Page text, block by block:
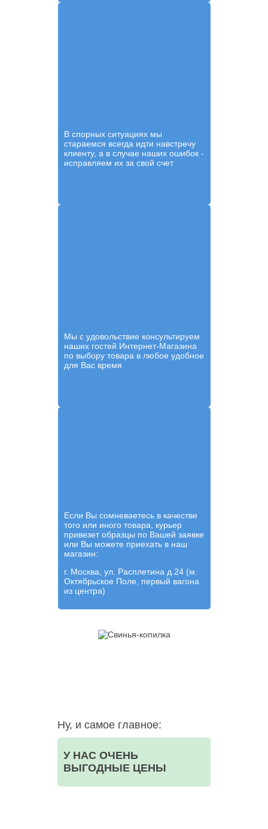
В спорных ситуациях мы
стараемся всегда идти навстречу
клиенту, а в случае наших ошибок -
исправляем их за свой счет
Мы с удовольствие консультируем
наших гостей Интернет-Магазина
по выбору товара в любое удобное
для Вас время
Если Вы сомневаетесь в качестве
того или иного товара, курьер
привезет образцы по Вашей заявке
или Вы можете приехать в наш
магазин:
г. Москва, ул. Расплетина д.24 (м.
Октябрьское Поле, первый вагона
из центра)
Ну, и самое главное:
У НАС ОЧЕНЬ
ВЫГОДНЫЕ ЦЕНЫ